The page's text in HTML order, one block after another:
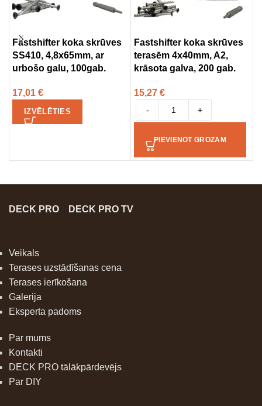
Fastshifter koka skrūves
SS410, 4,8x65mm, ar
urbošo galu, 100gab.
17,01 €
IZVĒLĒTIES
Fastshifter koka skrūves
terasēm 4x40mm, A2,
krāsota galva, 200 gab.
15,27 €
- +
PIEVIENOT GROZAM
DECK PRO DECK PRO TV
Veikals
Terases uzstādīšanas cena
Terases ierīkošana
Galerija
Eksperta padoms
Par mums
Kontakti
DECK PRO tālākpārdevējs
Par DIY